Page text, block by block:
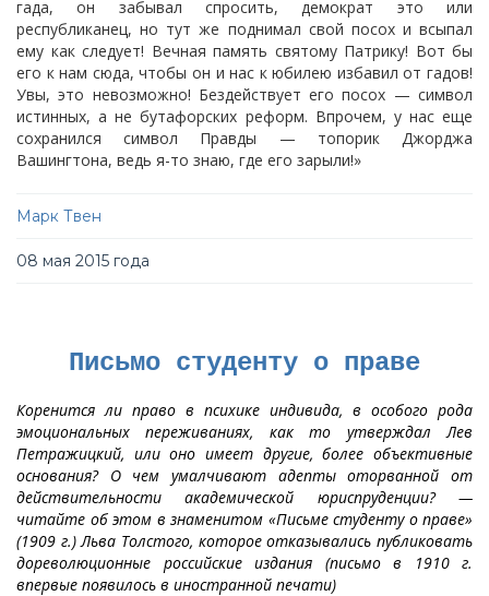
гада, он забывал спросить, демократ это или
республиканец, но тут же поднимал свой посох и всыпал
ему как следует! Вечная память святому Патрику! Вот бы
его к нам сюда, чтобы он и нас к юбилею избавил от гадов!
Увы, это невозможно! Бездействует его посох — символ
истинных, а не бутафорских реформ. Впрочем, у нас еще
сохранился символ Правды — топорик Джорджа
Вашингтона, ведь я-то знаю, где его зарыли!»
Марк Твен
08 мая 2015 года
Письмо студенту о праве
Коренится ли право в психике индивида, в особого рода
эмоциональных переживаниях, как то утверждал Лев
Петражицкий, или оно имеет другие, более объективные
основания? О чем умалчивают адепты оторванной от
действительности академической юриспруденции? —
читайте об этом в знаменитом «Письме студенту о праве»
(1909 г.) Льва Толстого, которое отказывались публиковать
дореволюционные российские издания (письмо в 1910 г.
впервые появилось в иностранной печати)